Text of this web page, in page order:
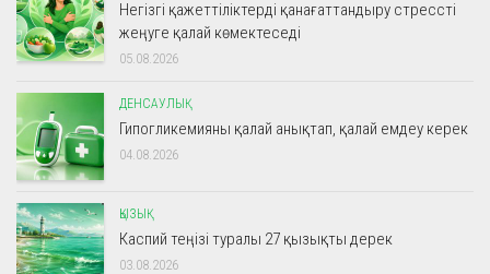
Негізгі қажеттіліктерді қанағаттандыру стрессті
жеңуге қалай көмектеседі
05.08.2026
ДЕНСАУЛЫҚ
Гипогликемияны қалай анықтап, қалай емдеу керек
04.08.2026
ҚЫЗЫҚ
Каспий теңізі туралы 27 қызықты дерек
03.08.2026